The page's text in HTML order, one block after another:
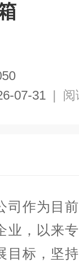
07-31 | 阅
司作为目
业，以来
目标，坚